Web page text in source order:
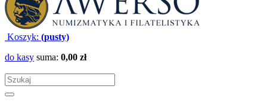
Koszyk: (pusty)
do kasy suma: 0,00 zł